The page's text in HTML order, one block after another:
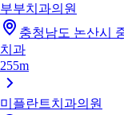
부부치과의원
충청남도 논산시
치과
255m
미플란트치과의원